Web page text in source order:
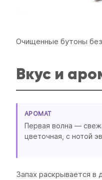
Очищенные бутоны без
Вкус и
АРОМАТ
Первая волна —
цветочная, с нотой
Запах раскрывается